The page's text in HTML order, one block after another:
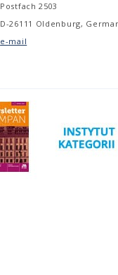
Postfach 2503
D-26111 Oldenburg,
e-mail